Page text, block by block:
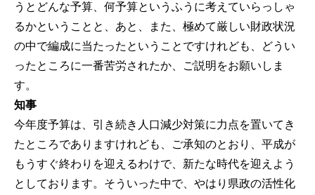
うとどんな予算、何予算というふうに考えていらっしゃ
るかということと、あと、また、極めて厳しい財政状況
の中で編成に当たったということですけれども、どうい
ったところに一番苦労されたか、ご説明をお願いしま
す。
知事
今年度予算は、引き続き人口減少対策に力点を置いてき
たところでありますけれども、ご承知のとおり、平成が
もうすぐ終わりを迎えるわけで、新たな時代を迎えよう
としております。そういった中で、やはり県政の活性化